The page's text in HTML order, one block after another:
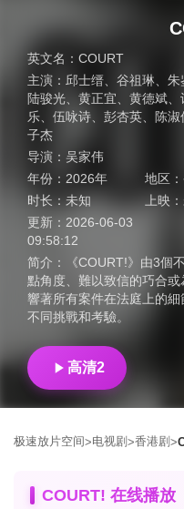
英文名： COURT
主演： 邱士缙 谷祖琳 朱
陆骏光
黄正宜 黄德斌
乐
伍咏诗 彭杏英 陈淑
子杰
导演： 吴家伟
年份： 2026年 地区：
时长： 未知 上映：
更新： 2026-06-03
09:58:12
简介：
《COURT!》由3個
點角度、難以致信的巧合
響著所有案件在法庭上的
不同挑戰和考驗。
高清2
极速放片空间>电视剧 >香港剧 >
COURT! 在线播放